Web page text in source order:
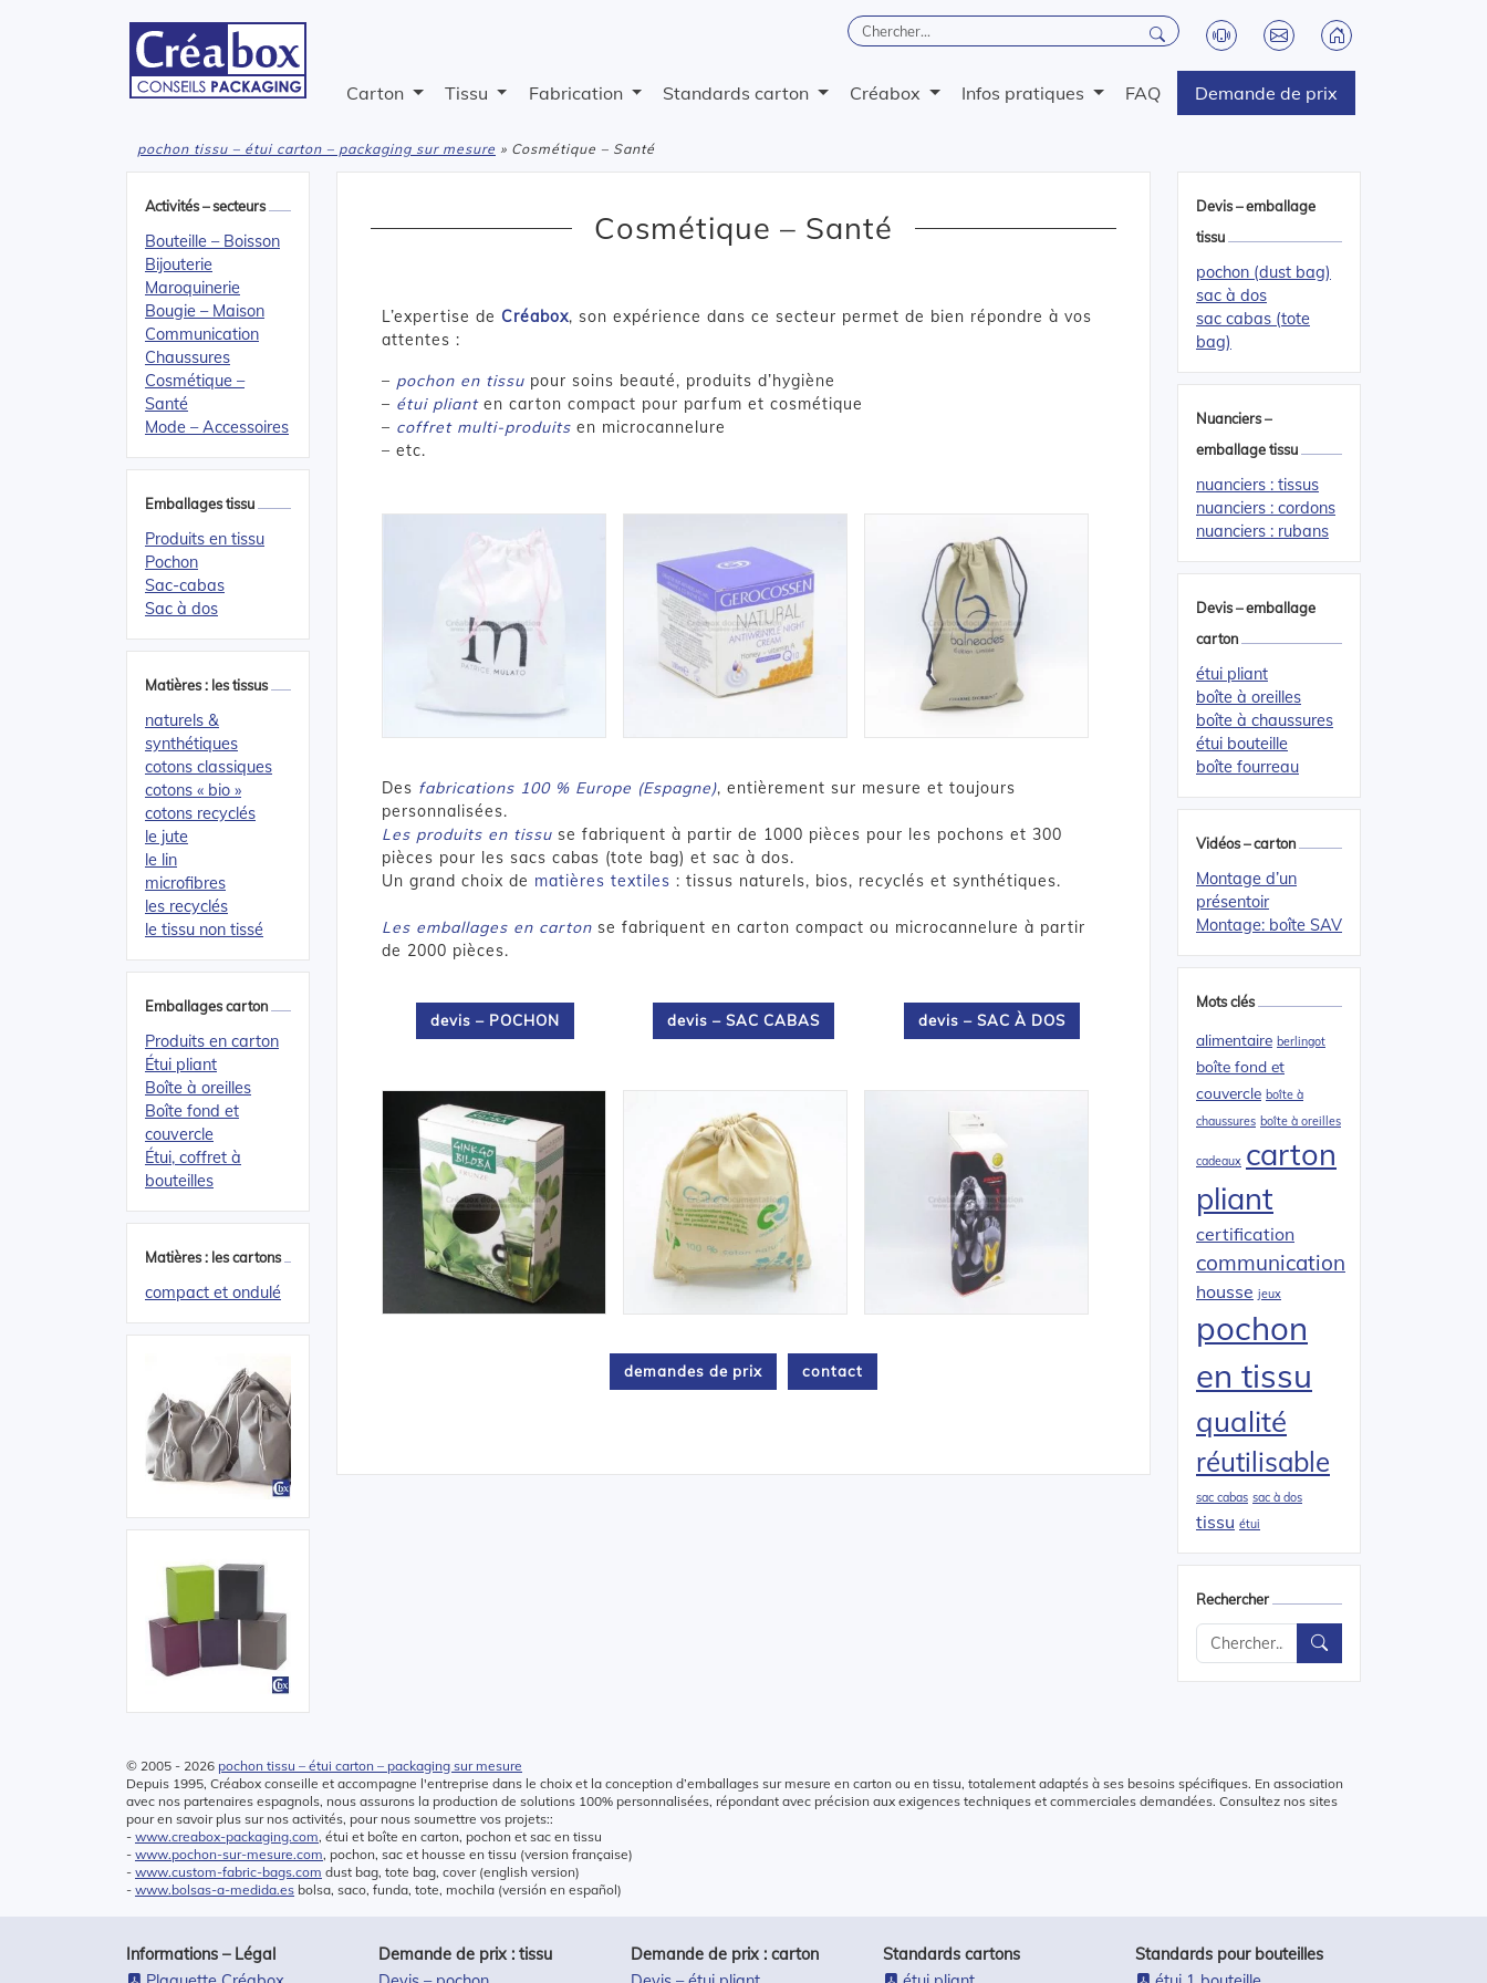
Carton Tissu Fabrication Standards carton Créabox Infos pratiques FAQ Demande de prix
pochon tissu – étui carton – packaging sur mesure » Cosmétique – Santé
Cosmétique – Santé
L’expertise de Créabox, son expérience dans ce secteur permet de bien répondre à vos
attentes :
– pochon en tissu pour soins beauté, produits d’hygiène
– étui plianten carton compact pour parfum et cosmétique
– coffret multi-produits en microcannelure
– etc.
Des fabrications 100 % Europe (Espagne), entièrement sur mesure et toujours
personnalisées.
Les produits en tissu se fabriquent à partir de 1000 pièces pour les pochons et 300
pièces pour les sacs cabas (tote bag) et sac à dos.
Un grand choix de matières textiles : tissus naturels, bios, recyclés et synthétiques.
Les emballages en carton se fabriquent en carton compact ou microcannelure à partir
de 2000 pièces.
devis – POCHON devis – SAC CABAS devis – SAC À DOS
demandes de prix contact
Activités – secteurs
Bouteille – Boisson
Bijouterie
Maroquinerie
Bougie – Maison
Communication
Chaussures
Cosmétique –
Santé
Mode – Accessoires
Emballages tissu
Produits en tissu
Pochon
Sac-cabas
Sac à dos
Matières : les tissus
naturels &
synthétiques
cotons classiques
cotons « bio »
cotons recyclés
le jute
le lin
microfibres
les recyclés
le tissu non tissé
Emballages carton
Produits en carton
Étui pliant
Boîte à oreilles
Boîte fond et
couvercle
Étui, coffret à
bouteilles
Matières : les cartons
compact et ondulé
Devis – emballage
tissu
pochon (dust bag)
sac à dos
sac cabas (tote
bag)
Nuanciers –
emballage tissu
nuanciers : tissus
nuanciers : cordons
nuanciers : rubans
Devis – emballage
carton
étui pliant
boîte à oreilles
boîte à chaussures
étui bouteille
boîte fourreau
Vidéos – carton
Montage d’un
présentoir
Montage: boîte SAV
Mots clés
alimentaire berlingot
boîte fond et
couvercle boîte à
chaussures boîte à oreilles
cadeaux carton
pliant
certification
communication
housse jeux
pochon
en tissu
qualité
réutilisable
sac cabas sac à dos
tissu étui
Rechercher
© 2005 - 2026 pochon tissu – étui carton – packaging sur mesure
Depuis 1995, Créabox conseille et accompagne l'entreprise dans le choix et la conception d’emballages sur mesure en carton ou en tissu, totalement adaptés à ses besoins spécifiques. En association
avec nos partenaires espagnols, nous assurons la production de solutions 100% personnalisées, répondant avec précision aux exigences techniques et commerciales demandées. Consultez nos sites
pour en savoir plus sur nos activités, pour nous soumettre vos projets::
- www.creabox-packaging.com, étui et boîte en carton, pochon et sac en tissu
- www.pochon-sur-mesure.com, pochon, sac et housse en tissu (version française)
- www.custom-fabric-bags.com dust bag, tote bag, cover (english version)
- www.bolsas-a-medida.es bolsa, saco, funda, tote, mochila (versión en español)
Informations – Légal
Demande de prix : tissu
Demande de prix : carton
Standards cartons
Standards pour bouteilles